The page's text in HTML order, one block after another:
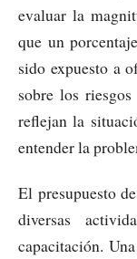
evaluar la
que un
sido expuesto a
sobre los
reflejan la
entender la
El presupuesto
diversas
capacitación.